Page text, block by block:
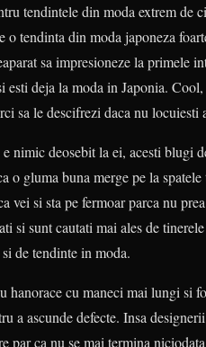
tendintele din moda extrem de
tendinta din moda japoneza
sa impresioneze la primele
deja la moda in Japonia.
sa le descifrezi daca nu locuiesti
nimic deosebit la ei, acesti blugi
o gluma buna merge pe la
vei si sta pe fermoar parca nu
si sunt cautati mai ales de
de tendinte in moda.
hanorace cu maneci mai lungi si
a ascunde defecte. Insa
par ca nu se mai termina